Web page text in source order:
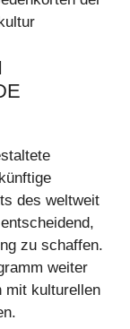
des weltweit
zu schaffen.
weiter
mit kulturellen